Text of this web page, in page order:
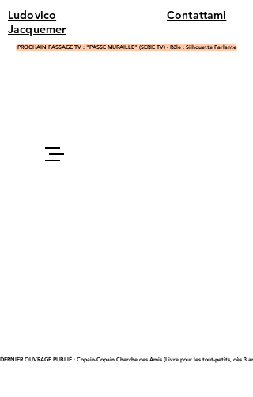
Ludovico
Jacquemer
Contattami
PROCHAIN PASSAGE TV : "PASSE MURAILLE" (SERIE TV) - Rôle : Silhouette Parlante
DERNIER OUVRAGE PUBLIÉ : Copain-Copain Cherche des Amis (Livre pour les tout-petits, dès 3